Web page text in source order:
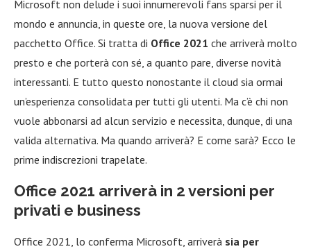
Microsoft non delude i suoi innumerevoli fans sparsi per il
mondo e annuncia, in queste ore, la nuova versione del
pacchetto Office. Si tratta di Office 2021 che arriverà molto
presto e che porterà con sé, a quanto pare, diverse novità
interessanti. E tutto questo nonostante il cloud sia ormai
un’esperienza consolidata per tutti gli utenti. Ma c’è chi non
vuole abbonarsi ad alcun servizio e necessita, dunque, di una
valida alternativa. Ma quando arriverà? E come sarà? Ecco le
prime indiscrezioni trapelate.
Office 2021 arriverà in 2 versioni per
privati e business
Office 2021, lo conferma Microsoft, arriverà sia per